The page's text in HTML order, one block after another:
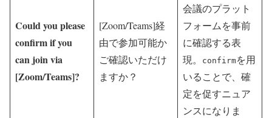
Could you please
confirm if you
can join via
[Zoom/Teams]?
[Zoom/Teams]経
由で参加可能か
ご確認いただけ
ますか？
会議のプラット
フォームを事前
に確認する表
現。
confirmを用
いることで、確
定を促すニュア
ンスになりま